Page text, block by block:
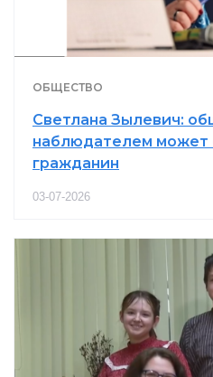
ОБЩЕСТВО
Светлана Зылевич:
наблюдателем может
гражданин
03-07-2026